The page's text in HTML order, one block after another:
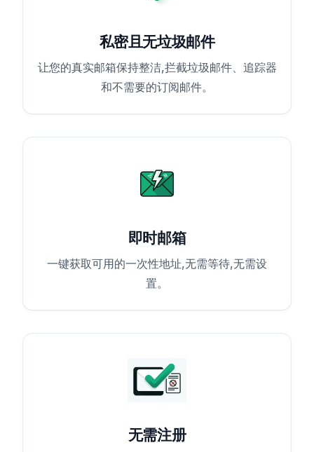
私密且无垃圾邮件
让您的真实邮箱保持整洁,拦截垃圾邮件、追踪器
和不需要的订阅邮件。
即时邮箱
一键获取可用的一次性地址,无需等待,无需设
置。
无需注册